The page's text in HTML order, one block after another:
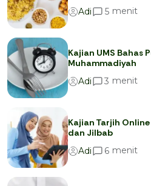
Adi
5 menit
Kajian UMS Bahas
Muhammadiyah
Adi
3 menit
Kajian Tarjih
dan Jilbab
Adi
6 menit